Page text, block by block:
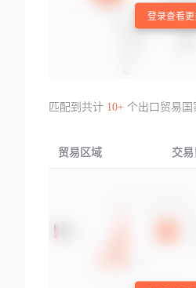
登录查看更
匹配到共计 10+个出口贸易国
贸易区域 交